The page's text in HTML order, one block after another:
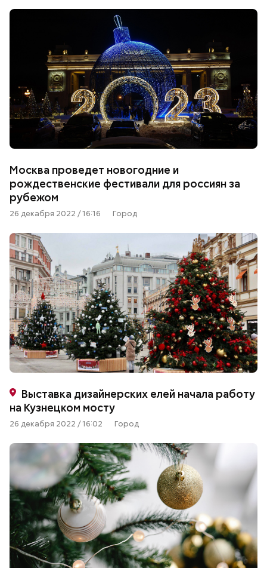
Москва проведет новогодние и
рождественские фестивали для россиян за
рубежом
26 декабря 2022 / 16:16 Город
Выставка дизайнерских елей начала работу
на Кузнецком мосту
26 декабря 2022 / 16:02 Город